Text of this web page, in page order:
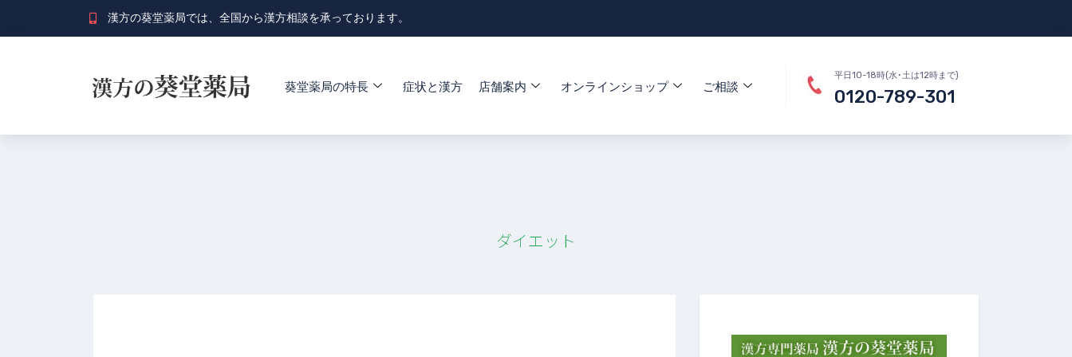
漢方の葵堂薬局では、全国から漢方相談を承っております。
葵堂薬局の特長 症状と漢方 店舗案内 オンラインショップ ご相談
平日10-18時(水･土は12時まで)
0120-789-301
ダイエット